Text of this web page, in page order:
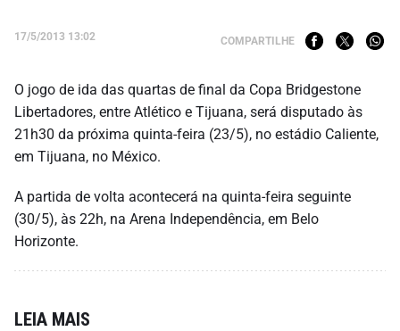
17/5/2013 13:02 COMPARTILHE
O jogo de ida das quartas de final da Copa Bridgestone
Libertadores, entre Atlético e Tijuana, será disputado às
21h30 da próxima quinta-feira (23/5), no estádio Caliente,
em Tijuana, no México.
A partida de volta acontecerá na quinta-feira seguinte
(30/5), às 22h, na Arena Independência, em Belo
Horizonte.
LEIA MAIS